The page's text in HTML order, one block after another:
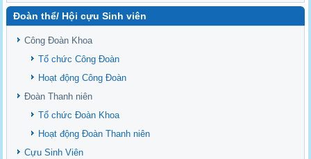
Delta
Sediment properties in flood-based farming systems in the Vietnamese
upstream Mekong Delta
Danh mục tạp chí xuất bản Quốc Tế 2026
Danh Mục các Đề Tài NCKH cấp Tỉnh năm 2024
Văn bản - Quy định
Ban chấp hành Đảng bộ khoa
Đoàn thể/ Hội cựu Sinh viên
Công Đoàn Khoa
Tổ chức Công Đoàn
Hoạt động Công Đoàn
Đoàn Thanh niên
Tổ chức Đoàn Khoa
Hoạt động Đoàn Thanh niên
Cựu Sinh Viên